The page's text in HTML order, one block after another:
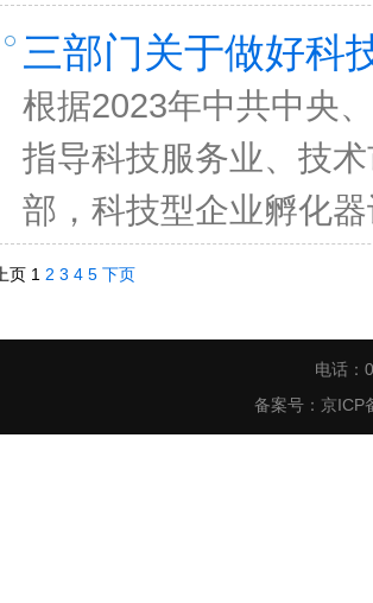
三部门关于做好科
根据2023年中共中央
指导科技服务业、技
部，科技型企业孵化
上页 1 2 3 4 5 下页
电话：
备案号： 京ICP